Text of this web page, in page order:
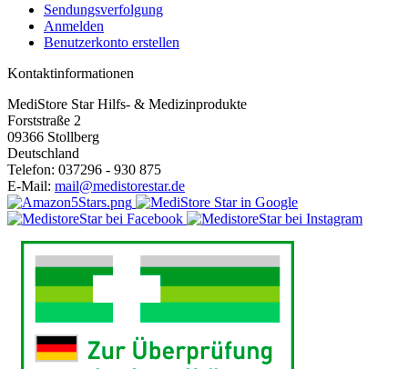
Sendungsverfolgung
Anmelden
Benutzerkonto erstellen
Kontaktinformationen
MediStore Star Hilfs- & Medizinprodukte
Forststraße 2
09366 Stollberg
Deutschland
Telefon: 037296 - 930 875
E-Mail: mail@medistorestar.de